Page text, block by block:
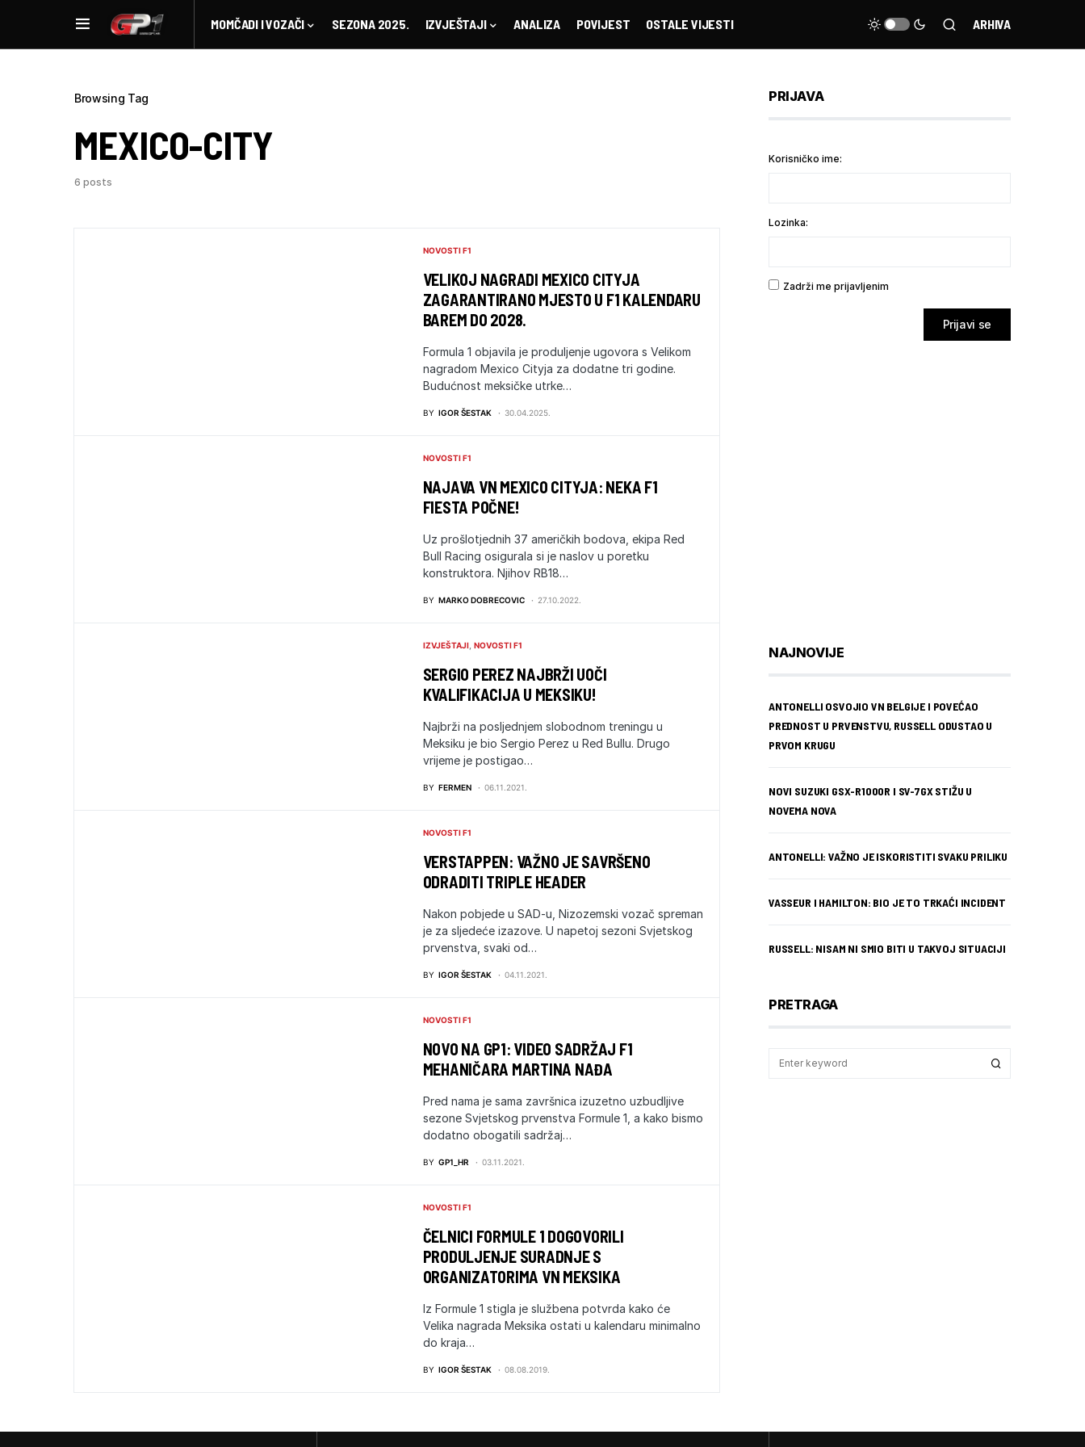
MOMČADI I VOZAČI SEZONA 2025. IZVJEŠTAJI ANALIZA POVIJEST OSTALE VIJESTI ARHIVA
Browsing Tag
MEXICO-CITY
6 posts
NOVOSTI F1
VELIKOJ NAGRADI MEXICO CITYJA
ZAGARANTIRANO MJESTO U F1 KALENDARU
BAREM DO 2028.
Formula 1 objavila je produljenje ugovora s Velikom
nagradom Mexico Cityja za dodatne tri godine.
Budućnost meksičke utrke…
BY IGOR ŠESTAK 30.04.2025.
NOVOSTI F1
NAJAVA VN MEXICO CITYJA: NEKA F1
FIESTA POČNE!
Uz prošlotjednih 37 američkih bodova, ekipa Red
Bull Racing osigurala si je naslov u poretku
konstruktora. Njihov RB18…
BY MARKO DOBRECOVIC 27.10.2022.
IZVJEŠTAJI NOVOSTI F1
SERGIO PEREZ NAJBRŽI UOČI
KVALIFIKACIJA U MEKSIKU!
Najbrži na posljednjem slobodnom treningu u
Meksiku je bio Sergio Perez u Red Bullu. Drugo
vrijeme je postigao…
BY FERMEN 06.11.2021.
NOVOSTI F1
VERSTAPPEN: VAŽNO JE SAVRŠENO
ODRADITI TRIPLE HEADER
Nakon pobjede u SAD-u, Nizozemski vozač spreman
je za sljedeće izazove. U napetoj sezoni Svjetskog
prvenstva, svaki od…
BY IGOR ŠESTAK 04.11.2021.
NOVOSTI F1
NOVO NA GP1: VIDEO SADRŽAJ F1
MEHANIČARA MARTINA NAĐA
Pred nama je sama završnica izuzetno uzbudljive
sezone Svjetskog prvenstva Formule 1, a kako bismo
dodatno obogatili sadržaj…
BY GP1_HR 03.11.2021.
NOVOSTI F1
ČELNICI FORMULE 1 DOGOVORILI
PRODULJENJE SURADNJE S
ORGANIZATORIMA VN MEKSIKA
Iz Formule 1 stigla je službena potvrda kako će
Velika nagrada Meksika ostati u kalendaru minimalno
do kraja…
BY IGOR ŠESTAK 08.08.2019.
PRIJAVA
Korisničko ime:
Lozinka:
Zadrži me prijavljenim
Prijavi se
NAJNOVIJE
ANTONELLI OSVOJIO VN BELGIJE I POVEĆAO
PREDNOST U PRVENSTVU, RUSSELL ODUSTAO U
PRVOM KRUGU
NOVI SUZUKI GSX-R1000R I SV-7GX STIŽU U
NOVEMA NOVA
ANTONELLI: VAŽNO JE ISKORISTITI SVAKU PRILIKU
VASSEUR I HAMILTON: BIO JE TO TRKAĆI INCIDENT
RUSSELL: NISAM NI SMIO BITI U TAKVOJ SITUACIJI
PRETRAGA